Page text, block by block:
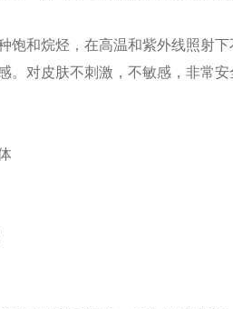
饱和烷烃，在高温和紫外线照射
。对皮肤不刺激，不敏感，非常安